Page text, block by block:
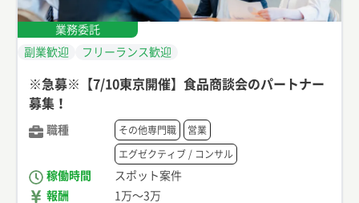
業務委託
副業歓迎
フリーランス歓迎
※急募※【7/10東京開催】食品商談会のパートナー
募集！
職種 その他専門職 営業
エグゼクティブ / コンサル
稼働時間
スポット案件
報酬
1万〜3万